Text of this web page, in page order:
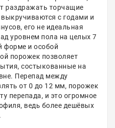
раздражать торчащие
с годами и
его не идеальная
уровнем пола на целых 7
форме и особой
порожек позволяет
состыкованные на
Перепад между
от 0 до 12 мм, порожек
перепада, и это огромное
ведь более дешёвых